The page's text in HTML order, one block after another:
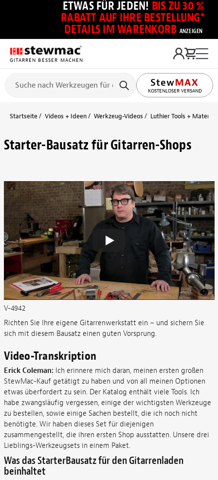
ETWAS FÜR JEDEN! BIS ZU 30 %
RABATT AUF IHRE BESTELLUNG*
DETAILS IM WARENKORB ANZEIGEN
GITARREN BESSER MACHEN
KOSTENLOSER VERSAND
Startseite Videos + Ideen Werkzeug-Videos Luthier Tools +
Starter-Bausatz für Gitarren-Shops
V-4942
Richten Sie Ihre eigene Gitarrenwerkstatt ein – und sichern Sie
sich mit diesem Bausatz einen guten Vorsprung.
Video-Transkription
Erick Coleman: Ich erinnere mich daran, meinen ersten großen
StewMac-Kauf getätigt zu haben und von all meinen Optionen
etwas überfordert zu sein. Der Katalog enthält viele Tools. Ich
habe zwangsläufig vergessen, einige der wichtigsten Werkzeuge
zu bestellen, sowie einige Sachen bestellt, die ich noch nicht
benötigte. Wir haben dieses Set für diejenigen
zusammengestellt, die ihren ersten Shop ausstatten. Unsere drei
Lieblings-Werkzeugsets in einem Paket.
Was das StarterBausatz für den Gitarrenladen
beinhaltet